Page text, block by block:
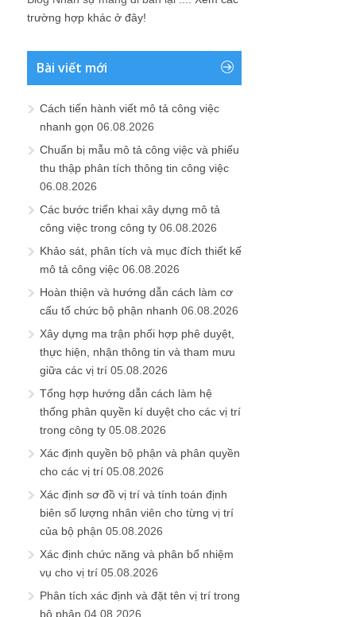
trường hợp khác ở đây!
Bài viết mới
Cách tiến hành viết mô tả công việc
nhanh gọn 06.08.2026
Chuẩn bị mẫu mô tả công việc và phiếu
thu thập phân tích thông tin công việc
06.08.2026
Các bước triển khai xây dựng mô tả
công việc trong công ty 06.08.2026
Khảo sát, phân tích và mục đích thiết kế
mô tả công việc 06.08.2026
Hoàn thiện và hướng dẫn cách làm cơ
cấu tổ chức bộ phận nhanh 06.08.2026
Xây dựng ma trận phối hợp phê duyệt,
thực hiện, nhận thông tin và tham mưu
giữa các vị trí 05.08.2026
Tổng hợp hướng dẫn cách làm hệ
thống phân quyền kí duyệt cho các vị trí
trong công ty 05.08.2026
Xác định quyền bộ phận và phân quyền
cho các vị trí 05.08.2026
Xác định sơ đồ vị trí và tính toán định
biên số lượng nhân viên cho từng vị trí
của bộ phận 05.08.2026
Xác định chức năng và phân bổ nhiệm
vụ cho vị trí 05.08.2026
Phân tích xác định và đặt tên vị trí trong
bộ phận 04.08.2026